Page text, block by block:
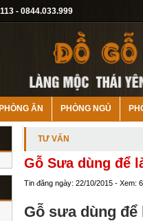
- 0844.033.999
PHÒNG ĂN PHÒNG NGỦ
TƯ VẤN
Gỗ Sưa dùng để
Tin đăng ngày: 22/10/2015 - Xem:
Gỗ sưa dùng